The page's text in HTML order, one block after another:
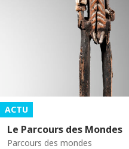
ACTU
Le Parcours des Mondes
Parcours des mondes